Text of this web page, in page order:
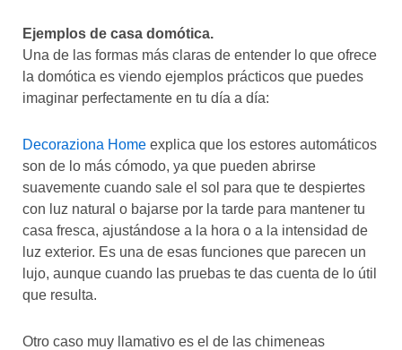
Ejemplos de casa domótica.
Una de las formas más claras de entender lo que ofrece
la domótica es viendo ejemplos prácticos que puedes
imaginar perfectamente en tu día a día:
Decoraziona Home explica que los estores automáticos
son de lo más cómodo, ya que pueden abrirse
suavemente cuando sale el sol para que te despiertes
con luz natural o bajarse por la tarde para mantener tu
casa fresca, ajustándose a la hora o a la intensidad de
luz exterior. Es una de esas funciones que parecen un
lujo, aunque cuando las pruebas te das cuenta de lo útil
que resulta.
Otro caso muy llamativo es el de las chimeneas